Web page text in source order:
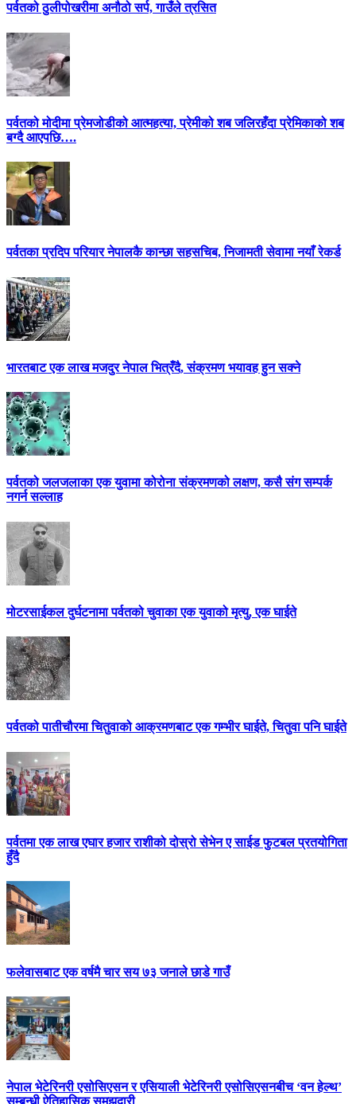
पर्वतको ठुलीपोखरीमा अनौठो सर्प, गाउँले त्रसित
पर्वतको मोदीमा प्रेमजोडीको आत्महत्या, प्रेमीको शब जलिरहँदा प्रेमिकाको शब
बग्दै आएपछि….
पर्वतका प्रदिप परियार नेपालकै कान्छा सहसचिब, निजामती सेवामा नयाँ रेकर्ड
भारतबाट एक लाख मजदुर नेपाल भित्रँदै, संक्रमण भयावह हुन सक्ने
पर्वतको जलजलाका एक युवामा कोरोना संक्रमणको लक्षण, कसै संग सम्पर्क
नगर्न सल्लाह
मोटरसाईकल दुर्घटनामा पर्वतको चुवाका एक युवाको मृत्यु, एक घाईते
पर्वतको पातीचौरमा चितुवाको आक्रमणबाट एक गम्भीर घाईते, चितुवा पनि घाईते
पर्वतमा एक लाख एघार हजार राशीको दोस्रो सेभेन ए साईड फुटबल प्रतयोगिता
हुँदै
फलेवासबाट एक वर्षमै चार सय ७३ जनाले छाडे गाउँ
नेपाल भेटेरिनरी एसोसिएसन र एसियाली भेटेरिनरी एसोसिएसनबीच ‘वन हेल्थ’
सम्बन्धी ऐतिहासिक समझदारी